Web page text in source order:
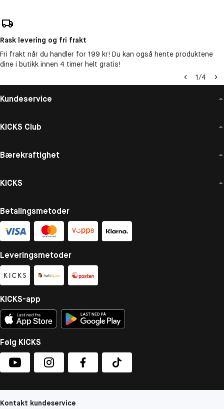
Rask levering og fri frakt
Fri frakt når du handler for 199 kr! Du kan også hente produktene
dine i butikk innen 4 timer helt gratis!
1/4
Kundeservice
KICKS Club
Bærekraftighet
KICKS
Betalingsmetoder
Leveringsmetoder
KICKS-app
Følg KICKS
Kontakt kundeservice